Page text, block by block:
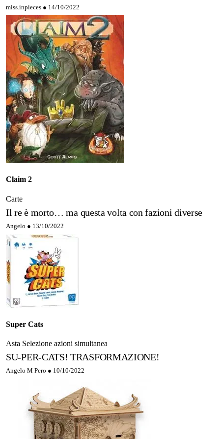
miss.inpieces ● 14/10/2022
Claim 2
Carte
Il re è morto… ma questa volta con fazioni diverse
Angelo ● 13/10/2022
Super Cats
Asta Selezione azioni simultanea
SU-PER-CATS! TRASFORMAZIONE!
Angelo M Pero ● 10/10/2022